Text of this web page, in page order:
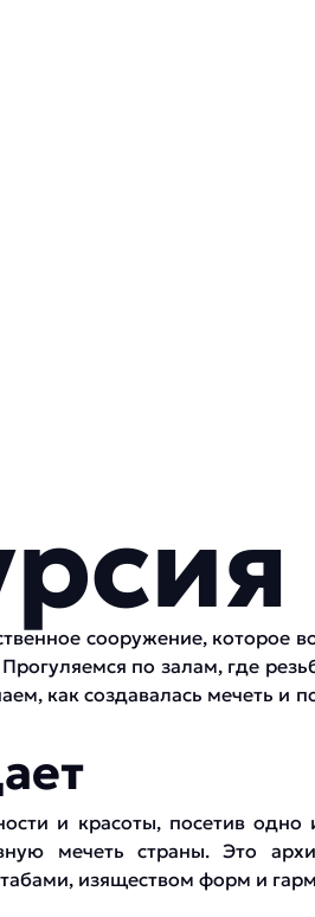
сооружение, которое
по залам, где
как создавалась мечеть и
и красоты, посетив одно
мечеть страны. Это
изяществом форм и